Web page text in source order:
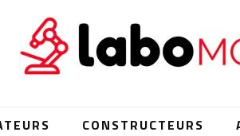
CONSTRUCTEURS